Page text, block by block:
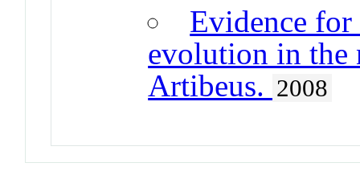
Evidence
evolution in the
Artibeus. 2008